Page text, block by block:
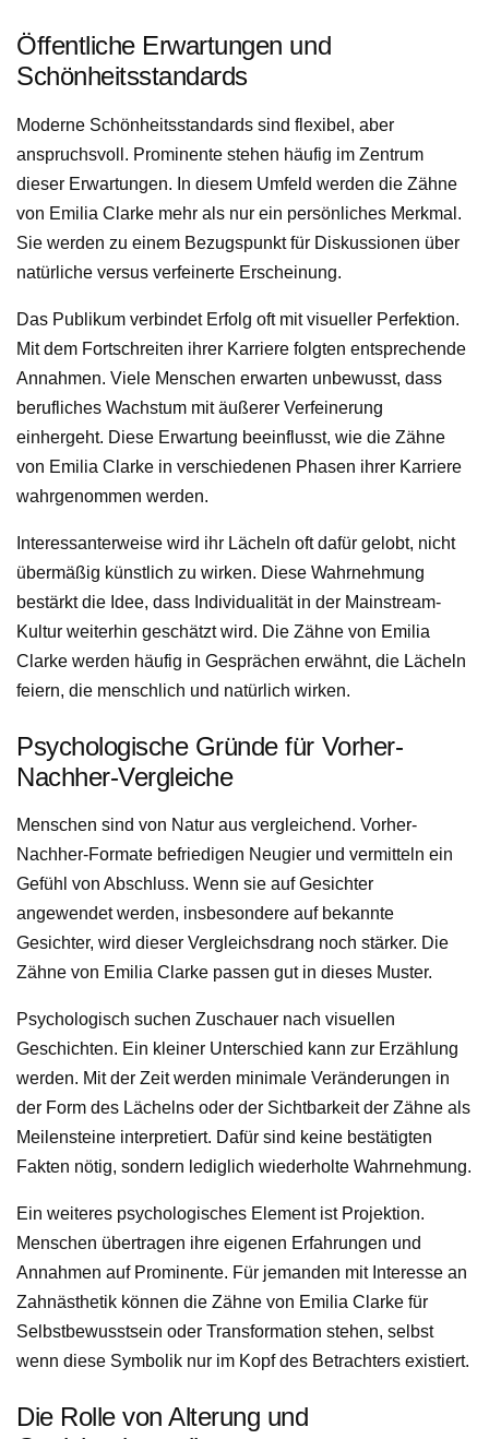
Öffentliche Erwartungen und
Schönheitsstandards
Moderne Schönheitsstandards sind flexibel, aber
anspruchsvoll. Prominente stehen häufig im Zentrum
dieser Erwartungen. In diesem Umfeld werden die Zähne
von Emilia Clarke mehr als nur ein persönliches Merkmal.
Sie werden zu einem Bezugspunkt für Diskussionen über
natürliche versus verfeinerte Erscheinung.
Das Publikum verbindet Erfolg oft mit visueller Perfektion.
Mit dem Fortschreiten ihrer Karriere folgten entsprechende
Annahmen. Viele Menschen erwarten unbewusst, dass
berufliches Wachstum mit äußerer Verfeinerung
einhergeht. Diese Erwartung beeinflusst, wie die Zähne
von Emilia Clarke in verschiedenen Phasen ihrer Karriere
wahrgenommen werden.
Interessanterweise wird ihr Lächeln oft dafür gelobt, nicht
übermäßig künstlich zu wirken. Diese Wahrnehmung
bestärkt die Idee, dass Individualität in der Mainstream-
Kultur weiterhin geschätzt wird. Die Zähne von Emilia
Clarke werden häufig in Gesprächen erwähnt, die Lächeln
feiern, die menschlich und natürlich wirken.
Psychologische Gründe für Vorher-
Nachher-Vergleiche
Menschen sind von Natur aus vergleichend. Vorher-
Nachher-Formate befriedigen Neugier und vermitteln ein
Gefühl von Abschluss. Wenn sie auf Gesichter
angewendet werden, insbesondere auf bekannte
Gesichter, wird dieser Vergleichsdrang noch stärker. Die
Zähne von Emilia Clarke passen gut in dieses Muster.
Psychologisch suchen Zuschauer nach visuellen
Geschichten. Ein kleiner Unterschied kann zur Erzählung
werden. Mit der Zeit werden minimale Veränderungen in
der Form des Lächelns oder der Sichtbarkeit der Zähne als
Meilensteine interpretiert. Dafür sind keine bestätigten
Fakten nötig, sondern lediglich wiederholte Wahrnehmung.
Ein weiteres psychologisches Element ist Projektion.
Menschen übertragen ihre eigenen Erfahrungen und
Annahmen auf Prominente. Für jemanden mit Interesse an
Zahnästhetik können die Zähne von Emilia Clarke für
Selbstbewusstsein oder Transformation stehen, selbst
wenn diese Symbolik nur im Kopf des Betrachters existiert.
Die Rolle von Alterung und